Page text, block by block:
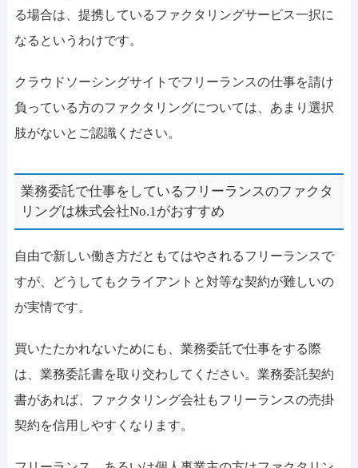
る場合は、提携しているファクタリングサービス一択に
なるというわけです。
クラウドソーシングサイトでフリーランスの仕事を請け
負っている方のファクタリングについては、あまり選択
肢がないとご認識ください。
業務委託で仕事をしているフリーランスのファクタ
リングは株式会社No.1がおすすめ
自由で新しい働き方だともてはやされるフリーランスで
すが、どうしてもクライアントと対等な契約が難しいの
が実情です。
買いたたかれないためにも、業務委託で仕事をする際
は、業務委託書を取り交わしてください。業務委託契約
書があれば、ファクタリング会社もフリーランスの売掛
契約を信用しやすくなります。